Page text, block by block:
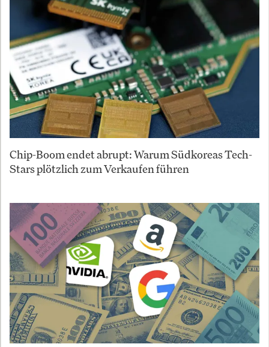
Chip-Boom endet abrupt: Warum Südkoreas Tech-
Stars plötzlich zum Verkaufen führen